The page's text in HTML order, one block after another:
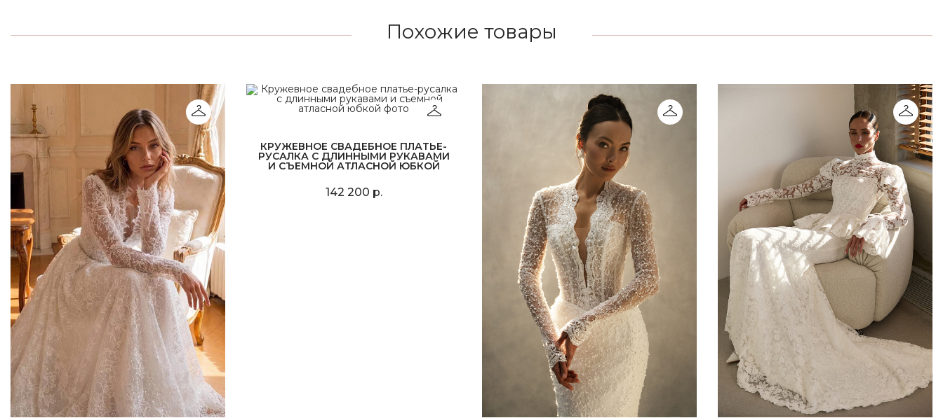
Похожие товары
КРУЖЕВНОЕ СВАДЕБНОЕ ПЛАТЬЕ-
РУСАЛКА С ДЛИННЫМИ РУКАВАМИ
И СЪЕМНОЙ АТЛАСНОЙ ЮБКОЙ
142 200 р.